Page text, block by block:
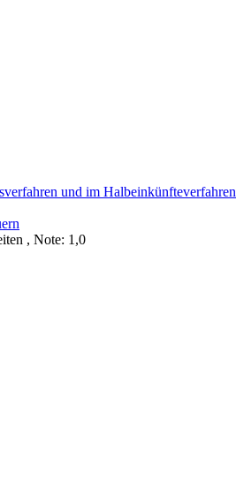
und im Halbeinkünfteverfahren
, Note: 1,0